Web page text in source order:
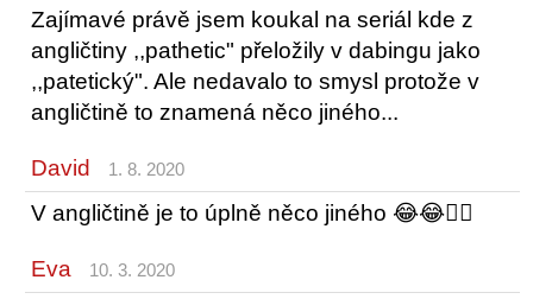
Zajímavé právě jsem koukal na seriál kde z
angličtiny ,,pathetic" přeložily v dabingu jako
,,patetický". Ale nedavalo to smysl protože v
angličtině to znamená něco jiného...
David 1. 8. 2020
V angličtině je to úplně něco jiného 😂😂🤦‍♂️
Eva 10. 3. 2020